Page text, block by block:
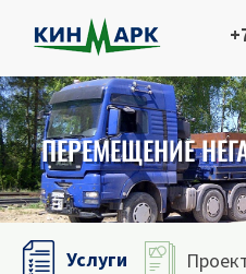
ПЕРЕМЕЩЕНИЕ
Услуги